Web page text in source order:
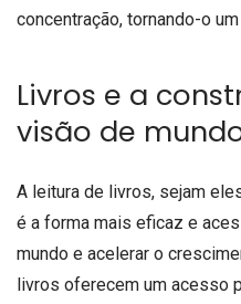
concentração, tornando-o
Livros e a
visão de
A leitura de livros, sejam
é a forma mais eficaz e
mundo e acelerar o
livros oferecem um acesso